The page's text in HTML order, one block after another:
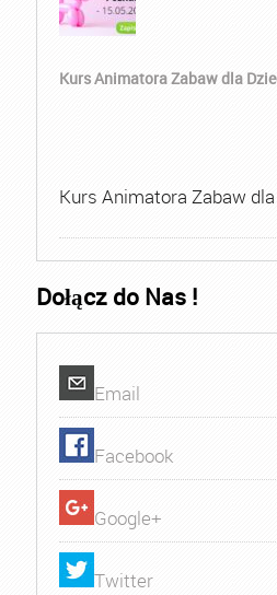
Kurs Animatora Zabaw dla
Kurs Animatora Zabaw
Dołącz do Nas !
Email
Facebook
Google+
Twitter